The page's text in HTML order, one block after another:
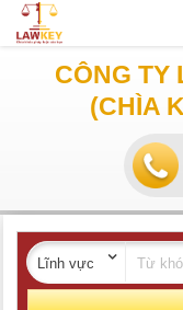
CÔNG TY
(CHÌA